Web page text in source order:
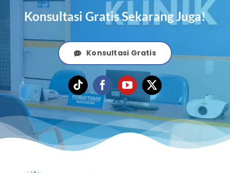
Konsultasi Gratis Sekarang Juga!
Konsultasi Gratis